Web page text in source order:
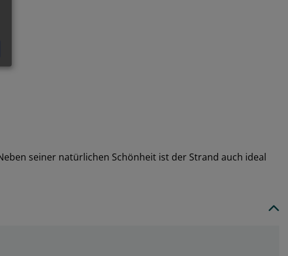
seiner natürlichen Schönheit ist der Strand auch ideal